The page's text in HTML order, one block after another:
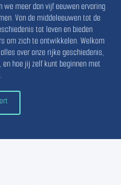
we meer dan vijf eeuwen ervaring
Van de middeleeuwen tot de
tot leven en bieden
om zich te ontwikkelen. Welkom
over onze rijke geschiedenis,
hoe jij zelf kunt beginnen met